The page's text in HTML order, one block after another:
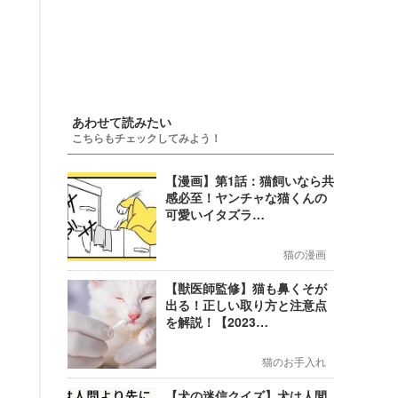
あわせて読みたい
こちらもチェックしてみよう！
【漫画】第1話：猫飼いなら共
感必至！ヤンチャな猫くんの
可愛いイタズラ…
猫の漫画
【獣医師監修】猫も鼻くそが
出る！正しい取り方と注意点
を解説！【2023…
猫のお手入れ